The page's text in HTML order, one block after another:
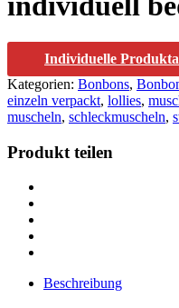
Individuelle
Kategorien: Bonbons,
einzeln verpackt, lollies,
muscheln, schleckmuscheln,
Produkt teilen
Beschreibung